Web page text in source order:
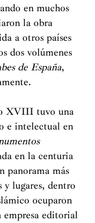
en muchos
la obra
a otros países
dos volúmenes
de España,
XVIII tuvo una
e intelectual en
en la centuria
panorama más
y lugares, dentro
ocuparon
empresa editorial